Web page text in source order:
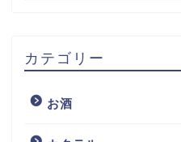
カテゴリー
お酒